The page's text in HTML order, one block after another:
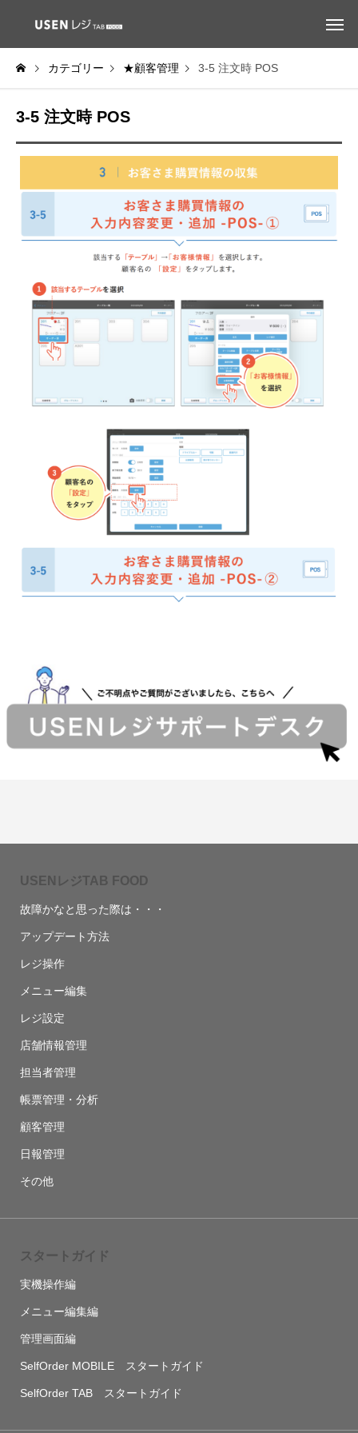
カテゴリー ★顧客管理 3-5 注文時 POS
3-5 注文時 POS
USENレジTAB FOOD
故障かなと思った際は・・・
アップデート方法
レジ操作
メニュー編集
レジ設定
店舗情報管理
担当者管理
帳票管理・分析
顧客管理
日報管理
その他
スタートガイド
実機操作編
メニュー編集編
管理画面編
SelfOrder MOBILE スタートガイド
SelfOrder TAB スタートガイド